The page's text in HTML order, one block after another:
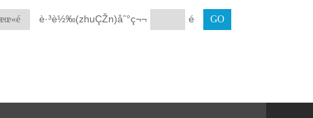
 è·³è½‰(zhuÇŽn)åˆ°ç¬¬ é 